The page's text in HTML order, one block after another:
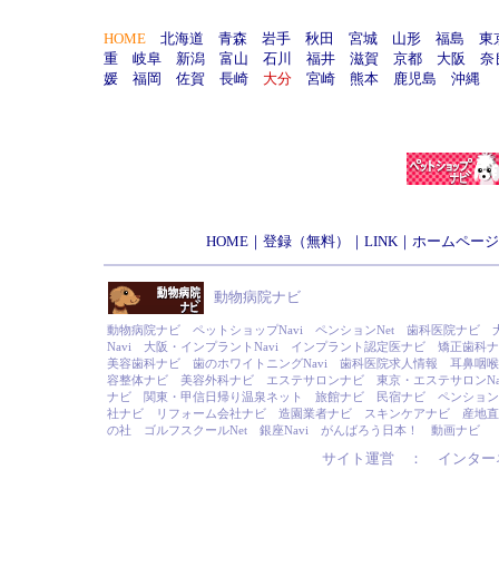
HOME 北海道 青森 岩手 秋田 宮城 山形 福島
東
重
岐阜 新潟 富山 石川 福井 滋賀 京都 大阪
奈
媛
福岡 佐賀 長崎 大分 宮崎 熊本 鹿児島 沖縄
HOME ｜ 登録（無料） ｜ LINK ｜ ホームペー
動物病院ナビ
動物病院ナビ ペットショップNavi ペンションNet 歯科医院ナビ
Navi
大阪・インプラントNavi インプラント認定医ナビ
矯正歯科
美容歯科ナビ
歯のホワイトニングNavi 歯科医院求人情報
耳鼻咽
容整体ナビ
美容外科ナビ エステサロンナビ
東京・エステサロン
ナビ
関東・甲信日帰り温泉ネット 旅館ナビ 民宿ナビ
ペンショ
社ナビ
リフォーム会社ナビ 造園業者ナビ スキンケアナビ
産地
の社
ゴルフスクールNet 銀座Navi がんばろう日本！ 動画ナビ
サイト運営 ： インタ